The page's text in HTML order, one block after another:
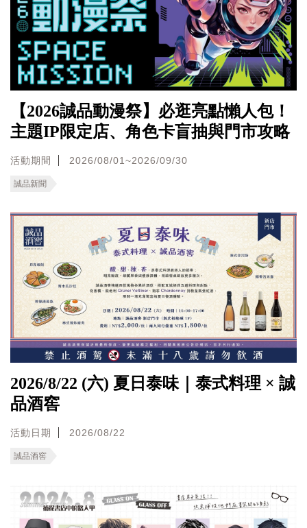
【2026誠品動漫祭】必逛亮點懶人包！
主題IP限定店、角色卡盲抽與門市攻略
活動期間 2026/08/01~2026/09/30
誠品新聞
2026/8/22 (六) 夏日泰味｜泰式料理 × 誠
品酒窖
活動日期 2026/08/22
誠品酒窖